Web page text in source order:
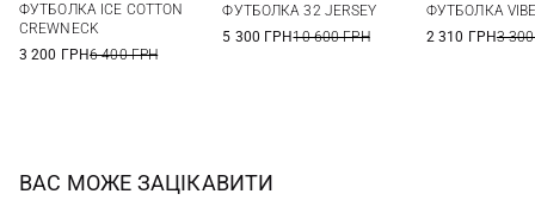
ФУТБОЛКА ICE COTTON
CREWNECK
3 200 ГРН6 400 ГРН
ФУТБОЛКА 32 JERSEY
5 300 ГРН10 600 ГРН
ФУТБОЛКА
2 310 ГРН3
ВАС МОЖЕ ЗАЦІКАВИТИ